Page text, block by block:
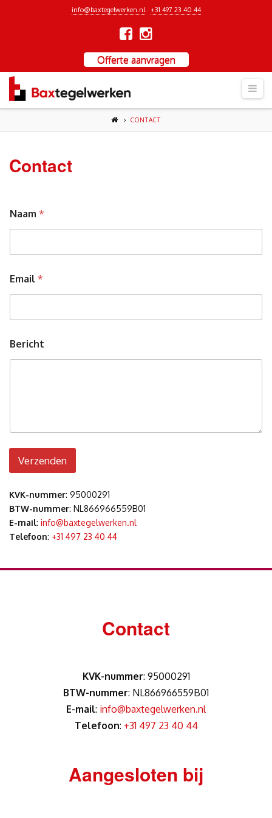
info@baxtegelwerken.nl · +31 497 23 40 44
Offerte aanvragen
CONTACT
Contact
Naam *
Email *
E
m
Bericht
Verzenden
KVK-nummer: 95000291
BTW-nummer: NL866966559B01
E-mail: info@baxtegelwerken.nl
Telefoon: +31 497 23 40 44
Contact
KVK-nummer: 95000291
BTW-nummer: NL866966559B01
E-mail: info@baxtegelwerken.nl
Telefoon: +31 497 23 40 44
Aangesloten bij